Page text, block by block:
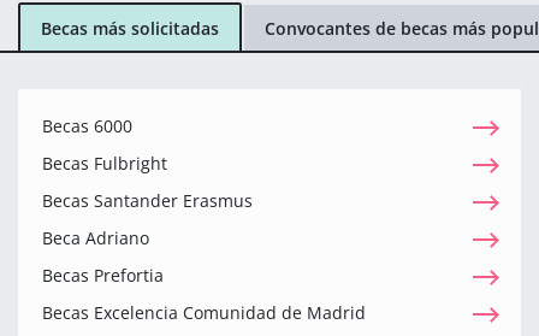
Becas más solicitadas Convocantes de becas más
Becas 6000
Becas Fulbright
Becas Santander Erasmus
Beca Adriano
Becas Prefortia
Becas Excelencia Comunidad de Madrid